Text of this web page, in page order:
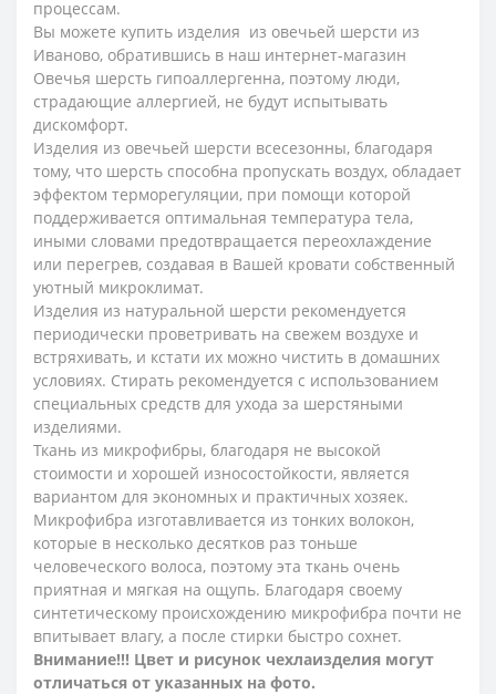
процессам.
Вы можете купить изделия из овечьей шерсти из
Иваново, обратившись в наш интернет-магазин
Овечья шерсть гипоаллергенна, поэтому люди,
страдающие аллергией, не будут испытывать
дискомфорт.
Изделия из овечьей шерсти всесезонны, благодаря
тому, что шерсть способна пропускать воздух, обладает
эффектом терморегуляции, при помощи которой
поддерживается оптимальная температура тела,
иными словами предотвращается переохлаждение
или перегрев, создавая в Вашей кровати собственный
уютный микроклимат.
Изделия из натуральной шерсти рекомендуется
периодически проветривать на свежем воздухе и
встряхивать, и кстати их можно чистить в домашних
условиях. Стирать рекомендуется с использованием
специальных средств для ухода за шерстяными
изделиями.
Ткань из микрофибры, благодаря не высокой
стоимости и хорошей износостойкости, является
вариантом для экономных и практичных хозяек.
Микрофибра изготавливается из тонких волокон,
которые в несколько десятков раз тоньше
человеческого волоса, поэтому эта ткань очень
приятная и мягкая на ощупь. Благодаря своему
синтетическому происхождению микрофибра почти не
впитывает влагу, а после стирки быстро сохнет.
Внимание!!! Цвет и рисунок чехлаизделия могут
отличаться от указанных на фото.